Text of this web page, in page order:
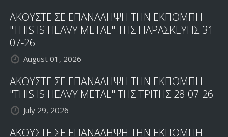
ΑΚΟΥΣΤΕ ΣΕ ΕΠΑΝΑΛΗΨΗ ΤΗΝ ΕΚΠΟΜΠΗ
"THIS IS HEAVY METAL" ΤΗΣ ΠΑΡΑΣΚΕΥΗΣ 31-
07-26
August 01, 2026
ΑΚΟΥΣΤΕ ΣΕ ΕΠΑΝΑΛΗΨΗ ΤΗΝ ΕΚΠΟΜΠΗ
"THIS IS HEAVY METAL" ΤΗΣ ΤΡΙΤΗΣ 28-07-26
July 29, 2026
ΑΚΟΥΣΤΕ ΣΕ ΕΠΑΝΑΛΗΨΗ ΤΗΝ ΕΚΠΟΜΠΗ